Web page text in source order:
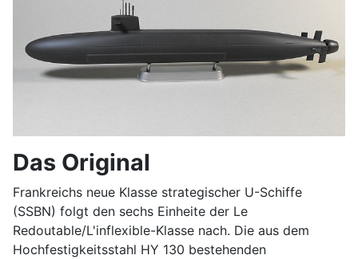
Das Original
Frankreichs neue Klasse strategischer U-Schiffe
(SSBN) folgt den sechs Einheite der Le
Redoutable/L'inflexible-Klasse nach. Die aus dem
Hochfestigkeitsstahl HY 130 bestehenden